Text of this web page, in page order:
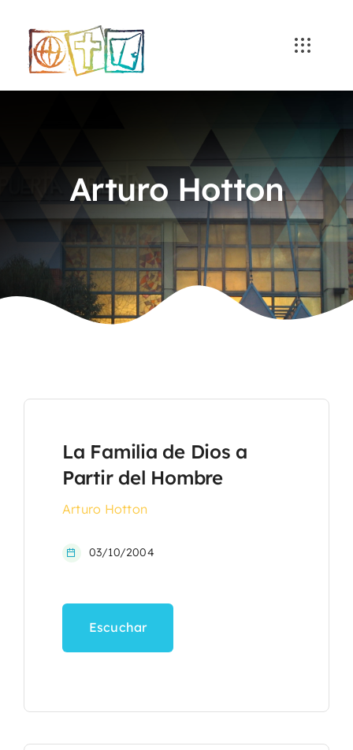
content
Arturo Hotton
La Familia de Dios a
Partir del Hombre
Arturo Hotton
03/10/2004
Escuchar